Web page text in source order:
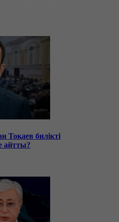
Тоқаев билікті
айтты?